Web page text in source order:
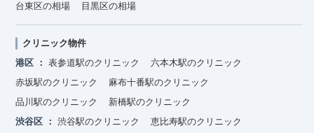
台東区の相場
目黒区の相場
クリニック物件
港区
表参道駅のクリニック
六本木駅のクリニック
赤坂駅のクリニック
麻布十番駅のクリニック
品川駅のクリニック
新橋駅のクリニック
渋谷区
渋谷駅のクリニック
恵比寿駅のクリニック